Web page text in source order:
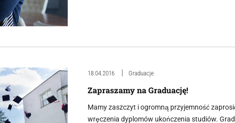
18.04.2016 Graduacje
Zapraszamy na Graduację!
Mamy zaszczyt i ogromną przyjemność
wręczenia dyplomów ukończenia studiów.